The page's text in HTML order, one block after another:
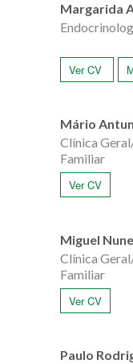
Margarida
Ver CV
Mário
Clínica
Familiar
Ver CV
Miguel
Clínica
Familiar
Ver CV
Paulo